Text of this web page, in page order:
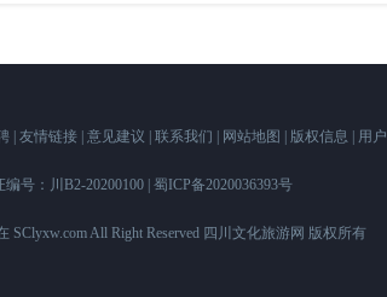
友情链接 意见建议 联系我们 网站地图 版权信息 用
编号：川B2-20200100 蜀ICP备2020036393号
SClyxw.com All Right Reserved 四川文化旅游网 版权所有